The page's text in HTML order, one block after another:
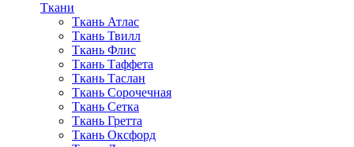
Ткани
Ткань Атлас
Ткань Твилл
Ткань Флис
Ткань Таффета
Ткань Таслан
Ткань Сорочечная
Ткань Сетка
Ткань Гретта
Ткань Оксфорд